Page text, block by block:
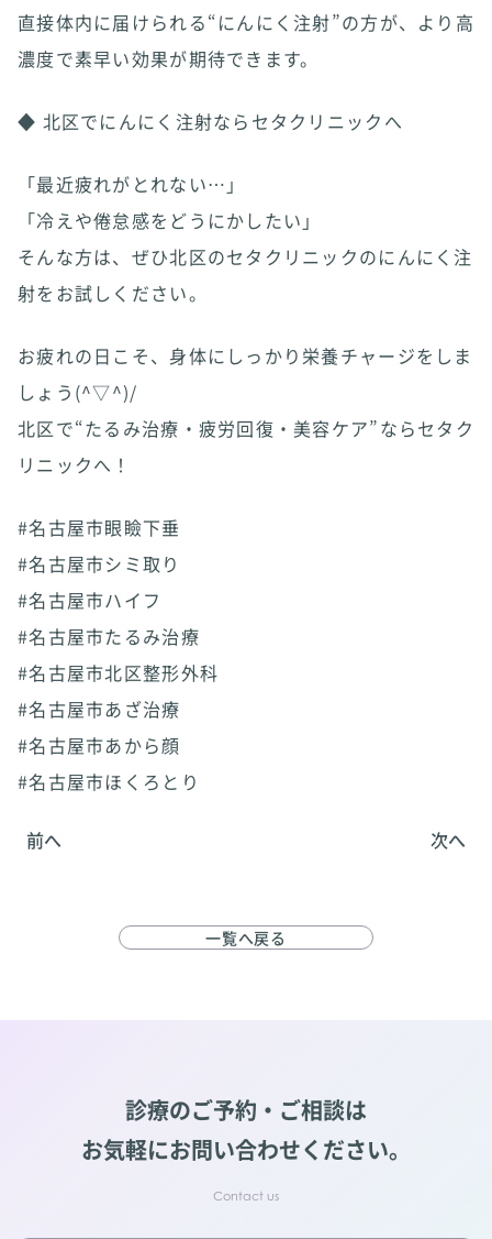
直接体内に届けられる“にんにく注射”の方が、より高
濃度で素早い効果が期待できます。
◆ 北区でにんにく注射ならセタクリニックへ
「最近疲れがとれない…」
「冷えや倦怠感をどうにかしたい」
そんな方は、ぜひ北区のセタクリニックのにんにく注
射をお試しください。
お疲れの日こそ、身体にしっかり栄養チャージをしま
しょう(^▽^)/
北区で“たるみ治療・疲労回復・美容ケア”ならセタク
リニックへ！
#名古屋市眼瞼下垂
#名古屋市シミ取り
#名古屋市ハイフ
#名古屋市たるみ治療
#名古屋市北区整形外科
#名古屋市あざ治療
#名古屋市あから顔
#名古屋市ほくろとり
前へ 次へ
一覧へ戻る
診療のご予約・ご相談は
お気軽にお問い合わせください。